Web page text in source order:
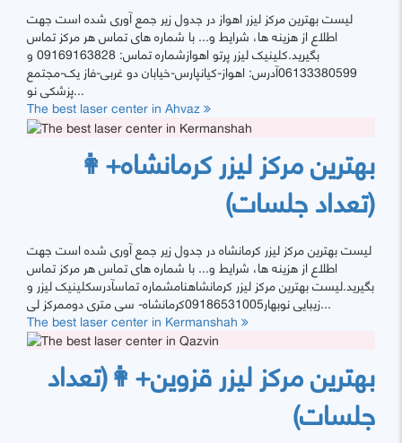
لیست بهترین مرکز لیزر اهواز در جدول زیر جمع آوری شده است جهت
اطلاع از هزینه ها، شرایط و... با شماره های تماس هر مرکز تماس
بگیرید.کلینیک لیزر پرتو اهوازشماره تماس: 09169163828 و
06133380599آدرس: اهواز-کیانپارس-خیابان دو غربی-فاز یک-مجتمع
پزشکی نو...
The best laser center in Ahvaz
بهترین مرکز لیزر کرمانشاه+👩
(تعداد جلسات)
لیست بهترین مرکز لیزر کرمانشاه در جدول زیر جمع آوری شده است جهت
اطلاع از هزینه ها، شرایط و... با شماره های تماس هر مرکز تماس
بگیرید.لیست بهترین مرکز لیزر کرمانشاهنامشماره تماسآدرسکلینیک لیزر و
زیبایی نوبهار09186531005کرمانشاه- سی متری دوممرکز لی...
The best laser center in Kermanshah
بهترین مرکز لیزر قزوین+👩(تعداد
جلسات)